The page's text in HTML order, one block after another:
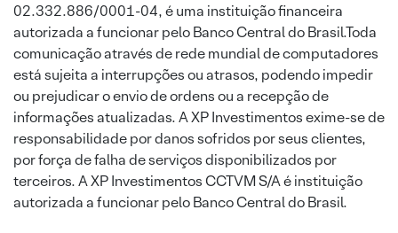
02.332.886/0001-04, é uma instituição financeira
autorizada a funcionar pelo Banco Central do Brasil.Toda
comunicação através de rede mundial de computadores
está sujeita a interrupções ou atrasos, podendo impedir
ou prejudicar o envio de ordens ou a recepção de
informações atualizadas. A XP Investimentos exime-se de
responsabilidade por danos sofridos por seus clientes,
por força de falha de serviços disponibilizados por
terceiros. A XP Investimentos CCTVM S/A é instituição
autorizada a funcionar pelo Banco Central do Brasil.